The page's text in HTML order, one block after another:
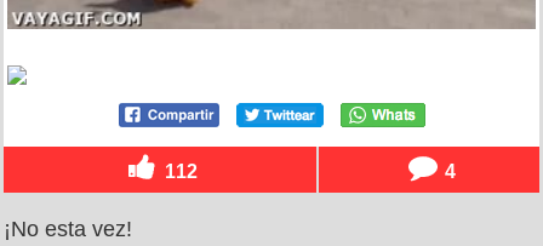
112 4
¡No esta vez!